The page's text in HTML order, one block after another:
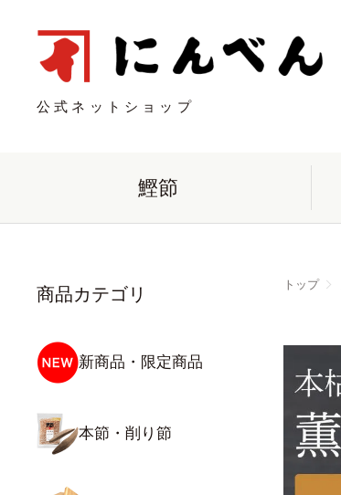
公式ネットショップ
鰹節
商品カテゴリ
新商品・限定商品
本節・削り節
トップ